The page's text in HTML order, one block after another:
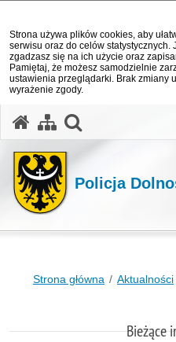
Strona używa plików cookies, aby
serwisu oraz do celów statystycznych.
zgadzasz się na ich użycie oraz
Pamiętaj, że możesz samodzielnie
ustawienia przeglądarki. Brak zmiany
wyrażenie zgody.
Policja
Strona główna Aktualności
Bieżące